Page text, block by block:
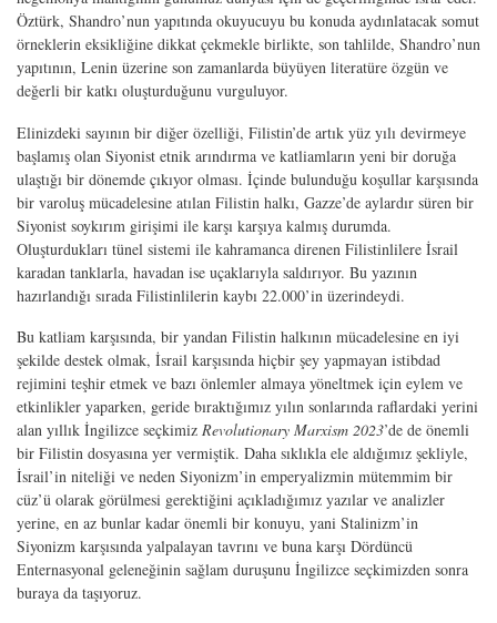
Öztürk, Shandro’nun yapıtında okuyucuyu bu konuda aydınlatacak somut
örneklerin eksikliğine dikkat çekmekle birlikte, son tahlilde, Shandro’nun
yapıtının, Lenin üzerine son zamanlarda büyüyen literatüre özgün ve
değerli bir katkı oluşturduğunu vurguluyor.
Elinizdeki sayının bir diğer özelliği, Filistin’de artık yüz yılı devirmeye
başlamış olan Siyonist etnik arındırma ve katliamların yeni bir doruğa
ulaştığı bir dönemde çıkıyor olması. İçinde bulunduğu koşullar karşısında
bir varoluş mücadelesine atılan Filistin halkı, Gazze’de aylardır süren bir
Siyonist soykırım girişimi ile karşı karşıya kalmış durumda.
Oluşturdukları tünel sistemi ile kahramanca direnen Filistinlilere İsrail
karadan tanklarla, havadan ise uçaklarıyla saldırıyor. Bu yazının
hazırlandığı sırada Filistinlilerin kaybı 22.000’in üzerindeydi.
Bu katliam karşısında, bir yandan Filistin halkının mücadelesine en iyi
şekilde destek olmak, İsrail karşısında hiçbir şey yapmayan istibdad
rejimini teşhir etmek ve bazı önlemler almaya yöneltmek için eylem ve
etkinlikler yaparken, geride bıraktığımız yılın sonlarında raflardaki yerini
alan yıllık İngilizce seçkimiz Revolutionary Marxism 2023’de de önemli
bir Filistin dosyasına yer vermiştik. Daha sıklıkla ele aldığımız şekliyle,
İsrail’in niteliği ve neden Siyonizm’in emperyalizmin mütemmim bir
cüz’ü olarak görülmesi gerektiğini açıkladığımız yazılar ve analizler
yerine, en az bunlar kadar önemli bir konuyu, yani Stalinizm’in
Siyonizm karşısında yalpalayan tavrını ve buna karşı Dördüncü
Enternasyonal geleneğinin sağlam duruşunu İngilizce seçkimizden sonra
buraya da taşıyoruz.